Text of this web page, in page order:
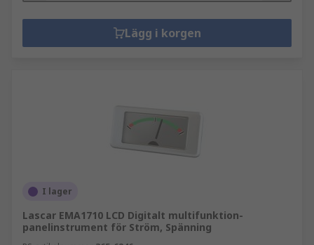
Lägg i korgen
I lager
Lascar EMA1710 LCD Digitalt multifunktion-
panelinstrument för Ström, Spänning